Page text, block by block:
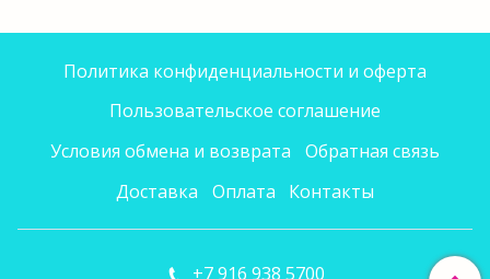
Политика конфиденциальности и оферта
Пользовательское соглашение
Условия обмена и возврата
Обратная связь
Доставка
Оплата Контакты
+7 916 938 5700